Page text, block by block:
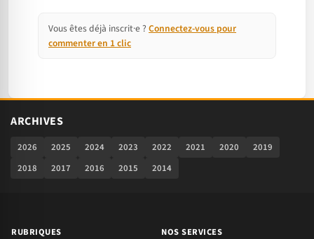
Vous êtes déjà inscrit·e ? Connectez-vous pour
commenter en 1 clic
ARCHIVES
2026 2025 2024 2023 2022 2021 2020
2019
2018
2017 2016 2015 2014
RUBRIQUES
NOS SERVICES